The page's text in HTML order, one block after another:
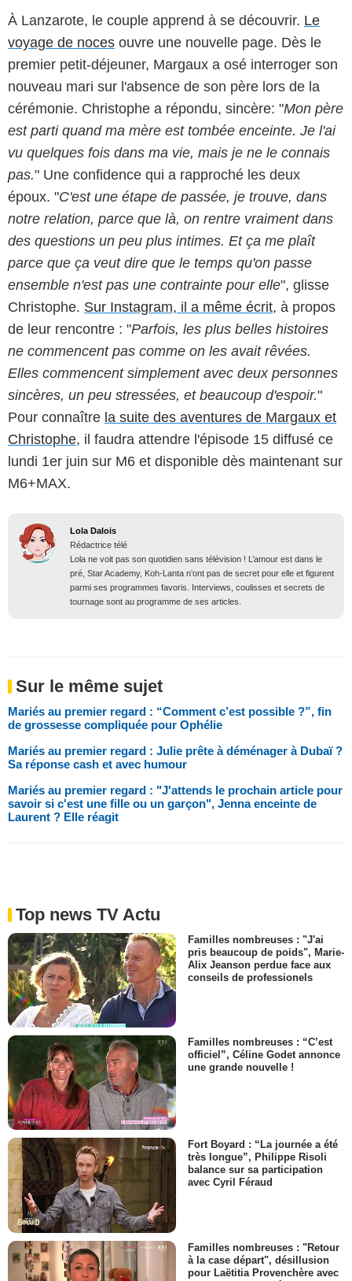
À Lanzarote, le couple apprend à se découvrir. Le
voyage de noces ouvre une nouvelle page. Dès le
premier petit-déjeuner, Margaux a osé interroger son
nouveau mari sur l'absence de son père lors de la
cérémonie. Christophe a répondu, sincère: "Mon père
est parti quand ma mère est tombée enceinte. Je l'ai
vu quelques fois dans ma vie, mais je ne le connais
pas." Une confidence qui a rapproché les deux
époux. "C'est une étape de passée, je trouve, dans
notre relation, parce que là, on rentre vraiment dans
des questions un peu plus intimes. Et ça me plaît
parce que ça veut dire que le temps qu'on passe
ensemble n'est pas une contrainte pour elle", glisse
Christophe. Sur Instagram, il a même écrit, à propos
de leur rencontre : "Parfois, les plus belles histoires
ne commencent pas comme on les avait rêvées.
Elles commencent simplement avec deux personnes
sincères, un peu stressées, et beaucoup d'espoir."
Pour connaître la suite des aventures de Margaux et
Christophe, il faudra attendre l'épisode 15 diffusé ce
lundi 1er juin sur M6 et disponible dès maintenant sur
M6+MAX.
Lola Dalois
Rédactrice télé
Lola ne voit pas son quotidien sans télévision ! L’amour est dans le
pré, Star Academy, Koh-Lanta n’ont pas de secret pour elle et figurent
parmi ses programmes favoris. Interviews, coulisses et secrets de
tournage sont au programme de ses articles.
Sur le même sujet
Mariés au premier regard : “Comment c’est possible ?”, fin
de grossesse compliquée pour Ophélie
Mariés au premier regard : Julie prête à déménager à Dubaï ?
Sa réponse cash et avec humour
Mariés au premier regard : "J'attends le prochain article pour
savoir si c'est une fille ou un garçon", Jenna enceinte de
Laurent ? Elle réagit
Top news TV Actu
Familles nombreuses : "J'ai
pris beaucoup de poids", Marie-
Alix Jeanson perdue face aux
conseils de professionels
Familles nombreuses : “C’est
officiel”, Céline Godet annonce
une grande nouvelle !
Fort Boyard : “La journée a été
très longue”, Philippe Risoli
balance sur sa participation
avec Cyril Féraud
Familles nombreuses : "Retour
à la case départ", désillusion
pour Laëtitia Provenchère avec